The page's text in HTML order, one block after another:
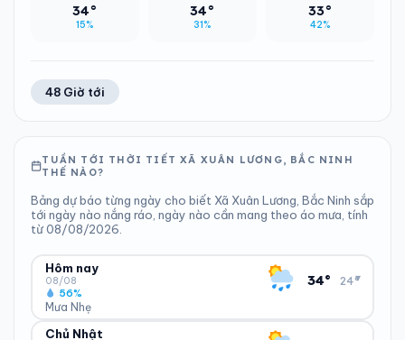
34°
15%
34°
31%
33°
42%
48 Giờ tới
TUẦN TỚI THỜI TIẾT XÃ XUÂN LƯƠNG, BẮC NINH
THẾ NÀO?
Bảng dự báo từng ngày cho biết Xã Xuân Lương, Bắc Ninh sắp
tới ngày nào nắng ráo, ngày nào cần mang theo áo mưa, tính
từ 08/08/2026.
Hôm nay
08/08
Mưa Nhẹ
56%
34° 24°
▾
ĐỘ ẨM
Chủ Nhật